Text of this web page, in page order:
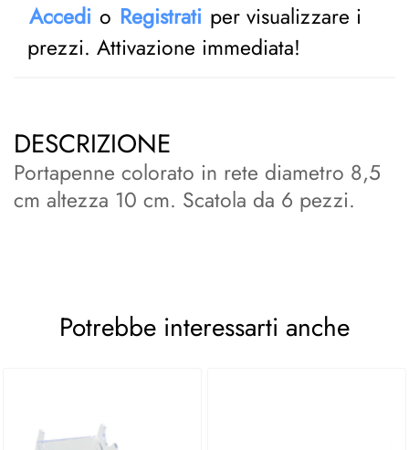
Accedi o Registrati per visualizzare i
prezzi. Attivazione immediata!
DESCRIZIONE
Portapenne colorato in rete diametro 8,5
cm altezza 10 cm. Scatola da 6 pezzi.
Potrebbe interessarti anche